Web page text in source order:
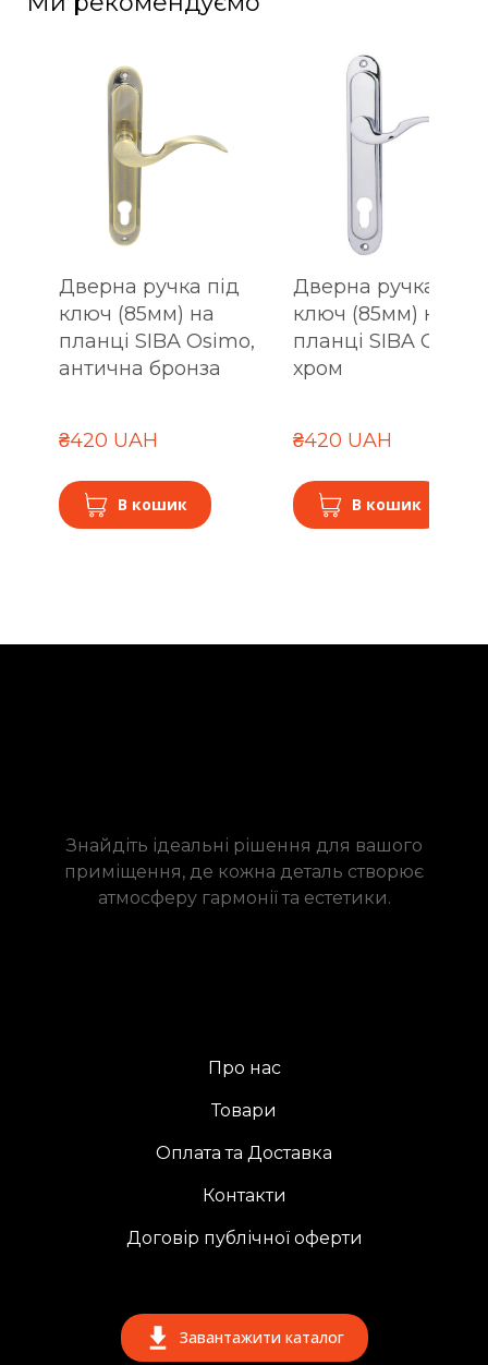
Дверна ручка під
ключ (85мм) на
планці SIBA Osimo,
антична бронза
₴420 UAH
В кошик
Дверна ручка під
ключ (85мм) на
планці SIBA Osimo,
хром
₴420 UAH
В кошик
Знайдіть ідеальні рішення для вашого
приміщення, де кожна деталь створює
атмосферу гармонії та естетики.
Про нас
Товари
Оплата та Доставка
Контакти
Договір публічної оферти
Завантажити каталог